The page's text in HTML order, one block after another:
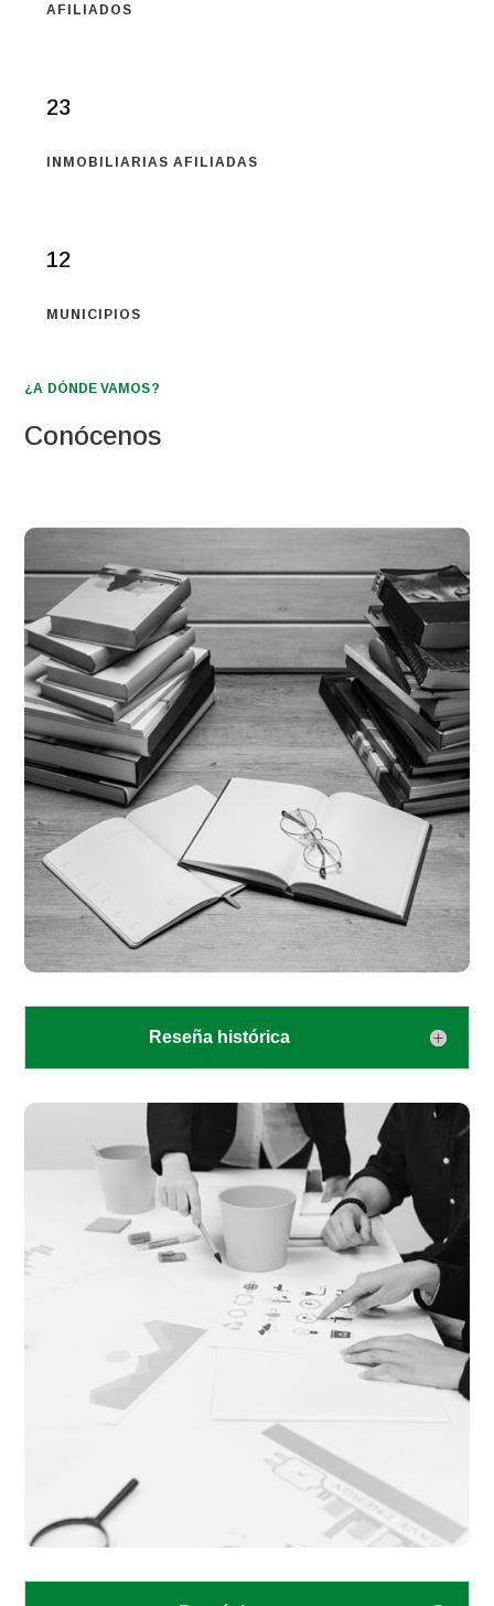
AFILIADOS
23
INMOBILIARIAS AFILIADAS
12
MUNICIPIOS
¿A DÓNDE VAMOS?
Conócenos
Reseña histórica